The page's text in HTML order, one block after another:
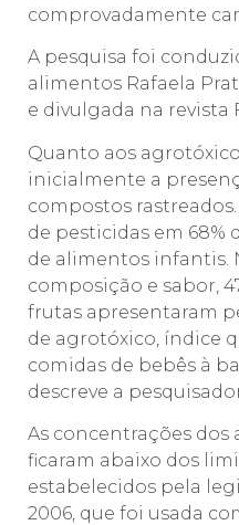
comprovadamente
A pesquisa foi
alimentos Rafaela
e divulgada na revista
Quanto aos
inicialmente a
compostos
de pesticidas em 68%
de alimentos infantis.
composição e sabor,
frutas apresentaram
de agrotóxico, índice
comidas de bebês à
descreve a
As concentrações
ficaram abaixo dos
estabelecidos pela
2006, que foi usada